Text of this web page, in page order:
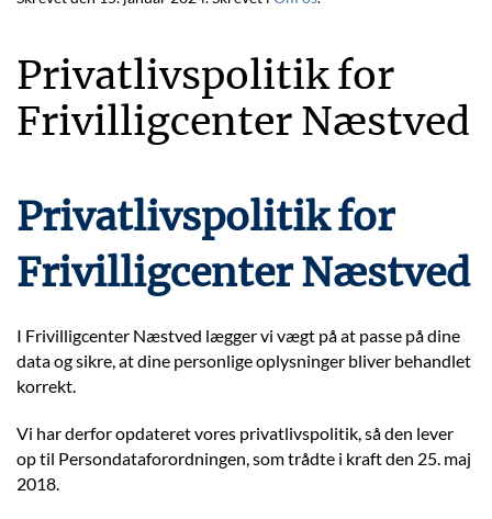
Privatlivspolitik for
Frivilligcenter Næstved
Privatlivspolitik for
Frivilligcenter Næstved
I Frivilligcenter Næstved lægger vi vægt på at passe på dine
data og sikre, at dine personlige oplysninger bliver behandlet
korrekt.
Vi har derfor opdateret vores privatlivspolitik, så den lever
op til Persondataforordningen, som trådte i kraft den 25. maj
2018.